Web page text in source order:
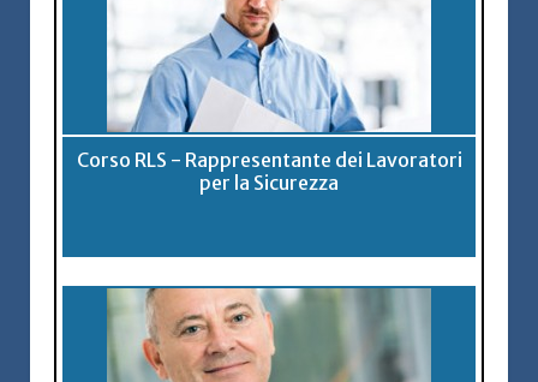
Corso RLS - Rappresentante dei Lavoratori
per la Sicurezza